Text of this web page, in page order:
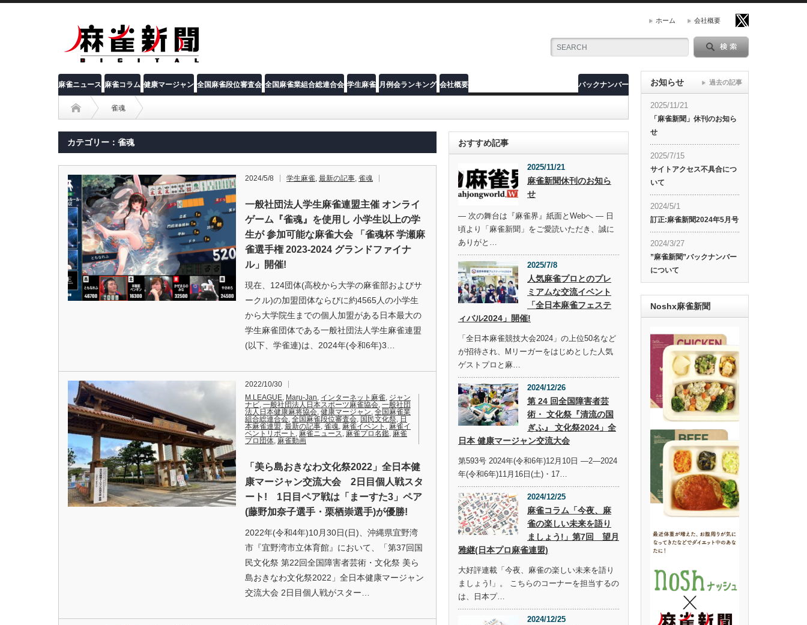
ホーム 会社概要
麻雀ニュース 麻雀コラム 健康マージャン 全国麻雀段位審査会 全国麻雀業組合総連合会 学生麻雀 月例会ランキング 会社概要 バックナンバー
雀魂
カテゴリー：雀魂
2024/5/8 学生麻雀, 最新の記事, 雀魂
一般社団法人学生麻雀連盟主催 オンライ
ゲーム『雀魂』を使用し 小学生以上の学
生が 参加可能な麻雀大会 「雀魂杯 学瀬麻
雀選手権 2023‐2024 グランドファイナ
ル」開催!
現在、124団体(高校から大学の麻雀部およびサ
ークル)の加盟団体ならびに約4565人の小学生
から大学院生までの個人加盟がある日本最大の
学生麻雀団体である一般社団法人学生麻雀連盟
(以下、学雀連)は、2024年(令和6年)3…
2022/10/30
M.LEAGUE, Maru-Jan, インターネット麻雀, ジャン
ナビ, 一般社団法人日本スポーツ麻雀協会, 一般社団
法人日本健康麻将協会, 健康マージャン, 全国麻雀業
組合総連合会, 全国麻雀段位審査会, 国民文化祭, 日
本麻雀連盟, 最新の記事, 雀魂, 麻雀イベント , 麻雀イ
ベントリポート , 麻雀ニュース, 麻雀プロ名鑑, 麻雀
プロ団体, 麻雀動画
「美ら島おきなわ文化祭2022」全日本健
康マージャン交流大会 2日目個人戦スタ
ート! 1日目ペア戦は「まーすた3」ペア
(藤野加奈子選手・栗栖崇選手)が優勝!
2022年(令和4年)10月30日(日)、沖縄県宜野湾
市『宜野湾市立体育館』において、「第37回国
民文化祭 第22回全国障害者芸術・文化祭 美ら
島おきなわ文化祭2022」全日本健康マージャン
交流大会 2日目個人戦がスター…
おすすめ記事
2025/11/21
麻雀新聞休刊のお知ら
せ
― 次の舞台は『麻雀界』紙面とWebへ ― 日
頃より「麻雀新聞」をご愛読いただき、誠に
ありがと…
2025/7/8
人気麻雀プロとのプレ
ミアムな交流イベント
「全日本麻雀フェステ
ィバル2024」開催!
「全日本麻雀競技大会2024」の上位50名など
が招待され、Mリーガーをはじめとした人気
ゲストプロと麻…
2024/12/26
第 24 回全国障害者芸
術・ 文化祭『清流の国
ぎふ』 文化祭2024」全
日本 健康マージャン交流大会
第593号 2024年(令和6年)12月10日 —2—2024
年(令和6年)11月16日(土)・17…
2024/12/25
麻雀コラム「今夜、麻
雀の楽しい未来を語り
ましょう!」第7回 望月
雅継(日本プロ麻雀連盟)
大好評連載「今夜、麻雀の楽しい未来を語り
ましょう!」。 こちらのコーナーを担当するの
は、日本プ…
2024/12/25
お知らせ
2025/11/21
「麻雀新聞」休刊のお知ら
せ
2025/7/15
サイトアクセス不具合につ
いて
2024/5/1
訂正:麻雀新聞2024年5月号
2024/3/27
”麻雀新聞”バックナンバー
について
過去の記事
Noshx麻雀新聞